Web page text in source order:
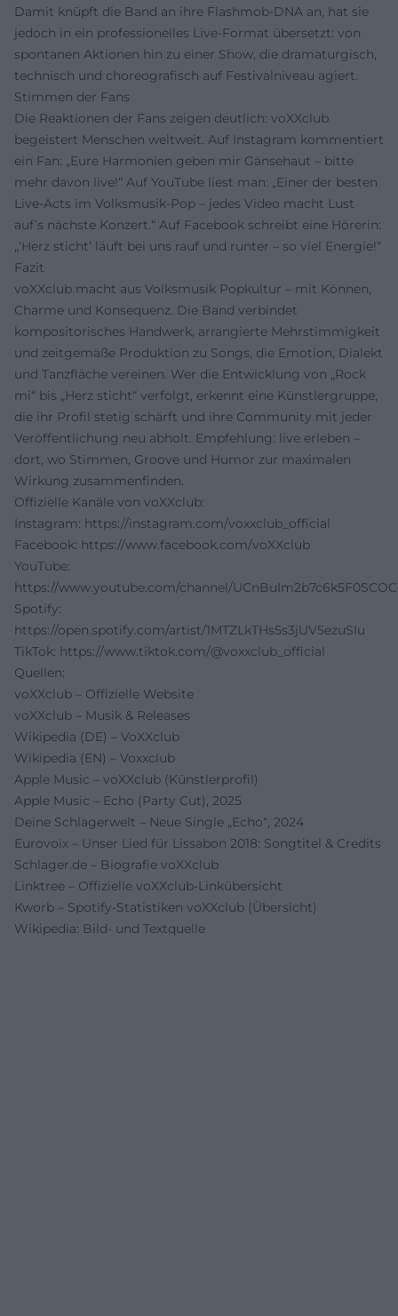
Damit knüpft die Band an ihre Flashmob-DNA an, hat sie
jedoch in ein professionelles Live-Format übersetzt: von
spontanen Aktionen hin zu einer Show, die dramaturgisch,
technisch und choreografisch auf Festivalniveau agiert.
Stimmen der Fans
Die Reaktionen der Fans zeigen deutlich: voXXclub
begeistert Menschen weltweit. Auf Instagram kommentiert
ein Fan: „Eure Harmonien geben mir Gänsehaut – bitte
mehr davon live!“ Auf YouTube liest man: „Einer der besten
Live-Acts im Volksmusik-Pop – jedes Video macht Lust
auf’s nächste Konzert.“ Auf Facebook schreibt eine Hörerin:
„‘Herz sticht’ läuft bei uns rauf und runter – so viel Energie!“
Fazit
voXXclub macht aus Volksmusik Popkultur – mit Können,
Charme und Konsequenz. Die Band verbindet
kompositorisches Handwerk, arrangierte Mehrstimmigkeit
und zeitgemäße Produktion zu Songs, die Emotion, Dialekt
und Tanzfläche vereinen. Wer die Entwicklung von „Rock
mi“ bis „Herz sticht“ verfolgt, erkennt eine Künstlergruppe,
die ihr Profil stetig schärft und ihre Community mit jeder
Veröffentlichung neu abholt. Empfehlung: live erleben –
dort, wo Stimmen, Groove und Humor zur maximalen
Wirkung zusammenfinden.
Offizielle Kanäle von voXXclub:
Instagram: https://instagram.com/voxxclub_official
Facebook: https://www.facebook.com/voXXclub
YouTube:
https://www.youtube.com/channel/
Spotify:
https://open.spotify.com/artist/1MTZLkTHs5s3jUV5ezuSIu
TikTok: https://www.tiktok.com/@voxxclub_official
Quellen:
voXXclub – Offizielle Website
voXXclub – Musik & Releases
Wikipedia (DE) – VoXXclub
Wikipedia (EN) – Voxxclub
Apple Music – voXXclub (Künstlerprofil)
Apple Music – Echo (Party Cut), 2025
Deine Schlagerwelt – Neue Single „Echo“, 2024
Eurovoix – Unser Lied für Lissabon 2018: Songtitel & Credits
Schlager.de – Biografie voXXclub
Linktree – Offizielle voXXclub-Linkübersicht
Kworb – Spotify-Statistiken voXXclub (Übersicht)
Wikipedia: Bild- und Textquelle